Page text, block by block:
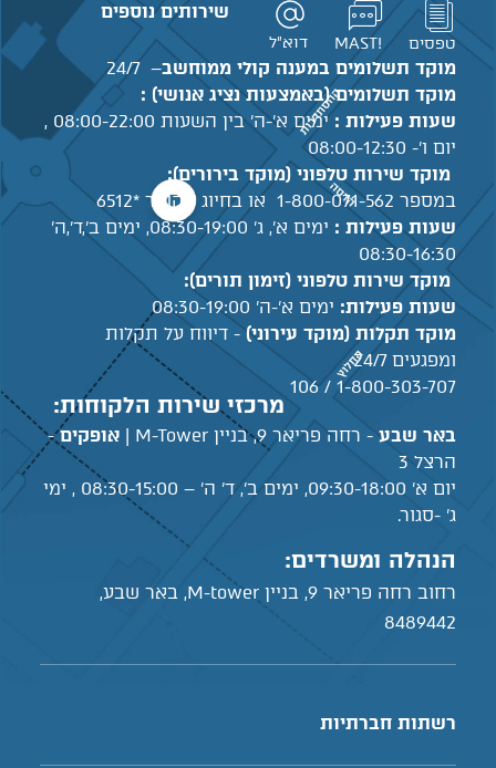
טפסים !MAST דוא"ל
שירותים נוספים
מוקד תשלומים במענה קולי ממוחשב– 24/7
מוקד תשלומים (באמצעות נציג אנושי) :
שעות פעילות :
ימים א'-ה' בין השעות 08:00-22:00 ,
יום ו'- 08:00-12:30
מוקד שירות טלפוני (מוקד בירורים):
במספר 1-800-071-562 או בחיוג מקוצר *6512
שעות פעילות :
ימים א', ג' 08:30-19:00, ימים ב',ד',ה'
08:30-16:30
מוקד שירות טלפוני (זימון תורים):
שעות פעילות: ימים א'-ה' 08:30-19:00
מוקד תקלות (מוקד עירוני)- דיווח על תקלות
ומפגעים 24/7
1-800-303-707 / 106
מרכזי שירות הלקוחות:
באר שבע - רחה פריאר 9, בניין M-Tower | אופקים-
הרצל 3
יום א' 09:30-18:00, ימים ב', ד' ה' – 08:30-15:00 , ימי
ג' -סגור.
הנהלה ומשרדים:
רחוב רחה פריאר 9, בניין M-tower, באר שבע,
8489442
רשתות חברתיות